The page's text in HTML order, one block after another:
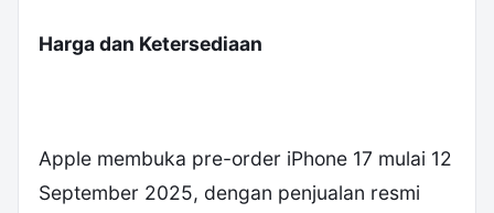
Harga dan Ketersediaan
‎Apple membuka pre-order iPhone 17 mulai 12
September 2025, dengan penjualan resmi